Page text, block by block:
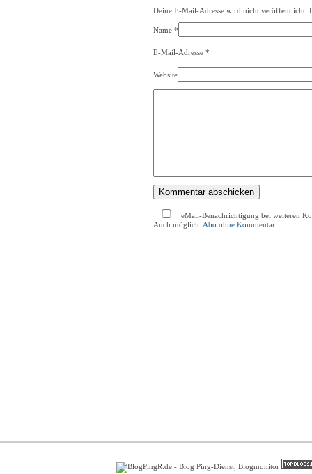
Deine E-Mail-Adresse wird nicht veröffentlicht.
Name *
E-Mail-Adresse *
Website
eMail-Benachrichtigung bei weiteren
Auch möglich: Abo ohne Kommentar.